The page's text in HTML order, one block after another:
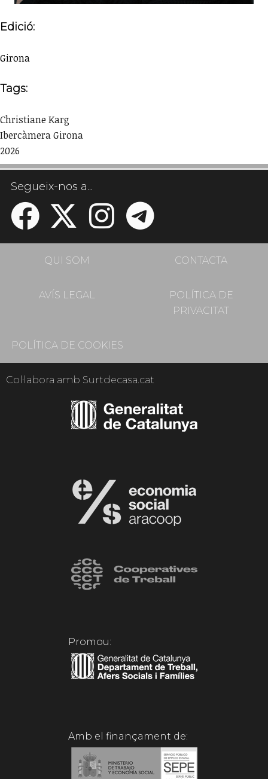
Edició:
Girona
Tags:
Christiane Karg
Ibercàmera Girona
2026
Segueix-nos a...
QUI SOM CONTACTA
AVÍS LEGAL
POLÍTICA DE
PRIVACITAT
POLÍTICA DE COOKIES
Col·labora amb Surtdecasa.cat
Promou:
Amb el finançament de: